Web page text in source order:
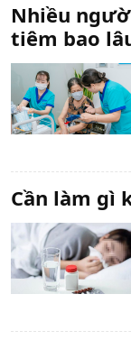
Nhiều
tiêm bao
Cần làm gì